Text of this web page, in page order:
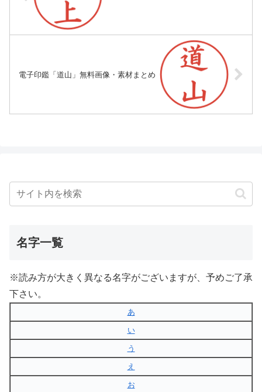
電子印鑑「道山」無料画像・素材まとめ
名字一覧
※読み方が大きく異なる名字がございますが、予めご了承
下さい。
あ
い
う
え
お